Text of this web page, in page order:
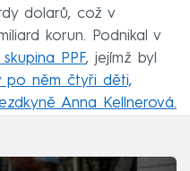
dolarů, což v
korun. Podnikal v
PPF, jejímž byl
po něm čtyři děti,
Anna Kellnerová.